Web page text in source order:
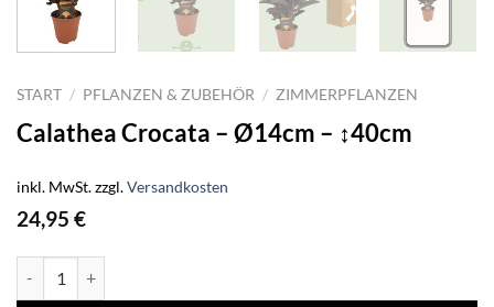
START / PFLANZEN & ZUBEHÖR / ZIMMERPFLANZEN
Calathea Crocata – Ø14cm – ↕40cm
inkl. MwSt.zzgl.Versandkosten
24,95 €